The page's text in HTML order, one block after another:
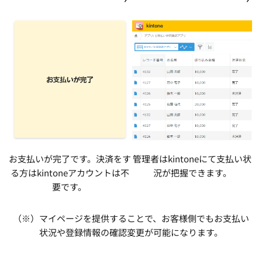
お支払いが完了です。決済をす
る方はkintoneアカウントは不
要です。
管理者はkintoneにて支払い状
況が把握できます。
（※）マイページを提供することで、お客様側でもお支払い
状況や登録情報の確認変更が可能になります。